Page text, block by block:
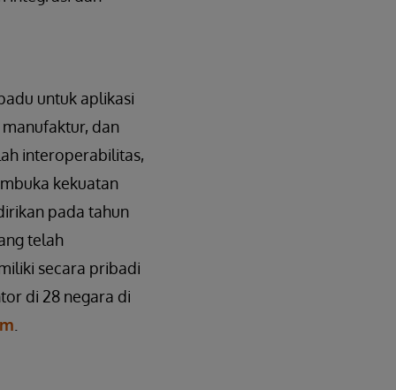
untuk aplikasi
dan
interoperabilitas,
kekuatan
pada tahun
telah
secara pribadi
di 28 negara di